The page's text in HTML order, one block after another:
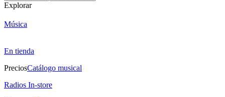
Explorar
Música
En tienda
PreciosCatálogo musical
Radios In-store